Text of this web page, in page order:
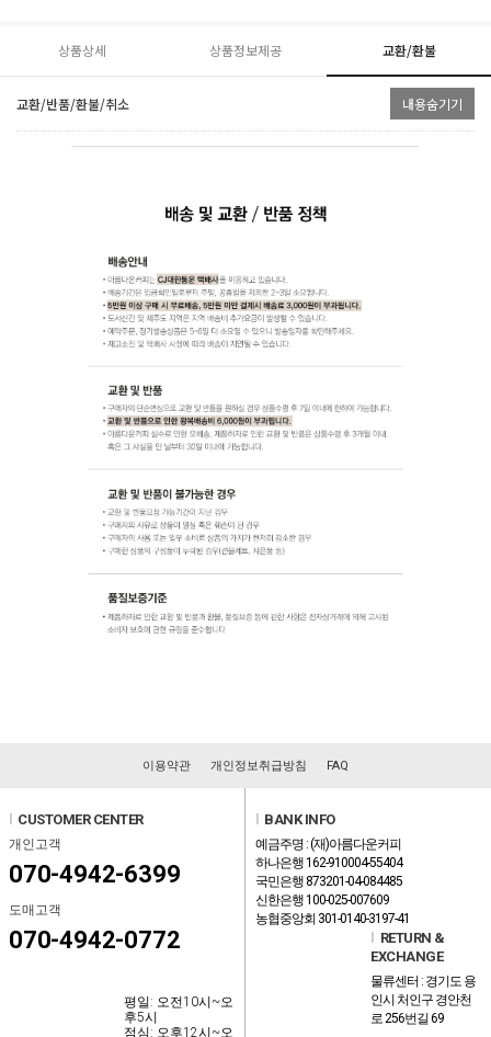
상품상세 상품정보제공 교환/환불
교환/반품/환불/취소 내용숨기기
이용약관 개인정보취급방침 FAQ
l CUSTOMER CENTER
개인고객
070-4942-6399
도매고객
070-4942-0772
평일: 오전10시~오
후5시
점심: 오후12시~오
l BANK INFO
예금주명 : (재)아름다운커피
하나은행 162-910004-55404
국민은행 873201-04-084485
신한은행 100-025-007609
농협중앙회 301-0140-3197-41
l RETURN &
EXCHANGE
물류센터 : 경기도 용
인시 처인구 경안천
로 256번길 69